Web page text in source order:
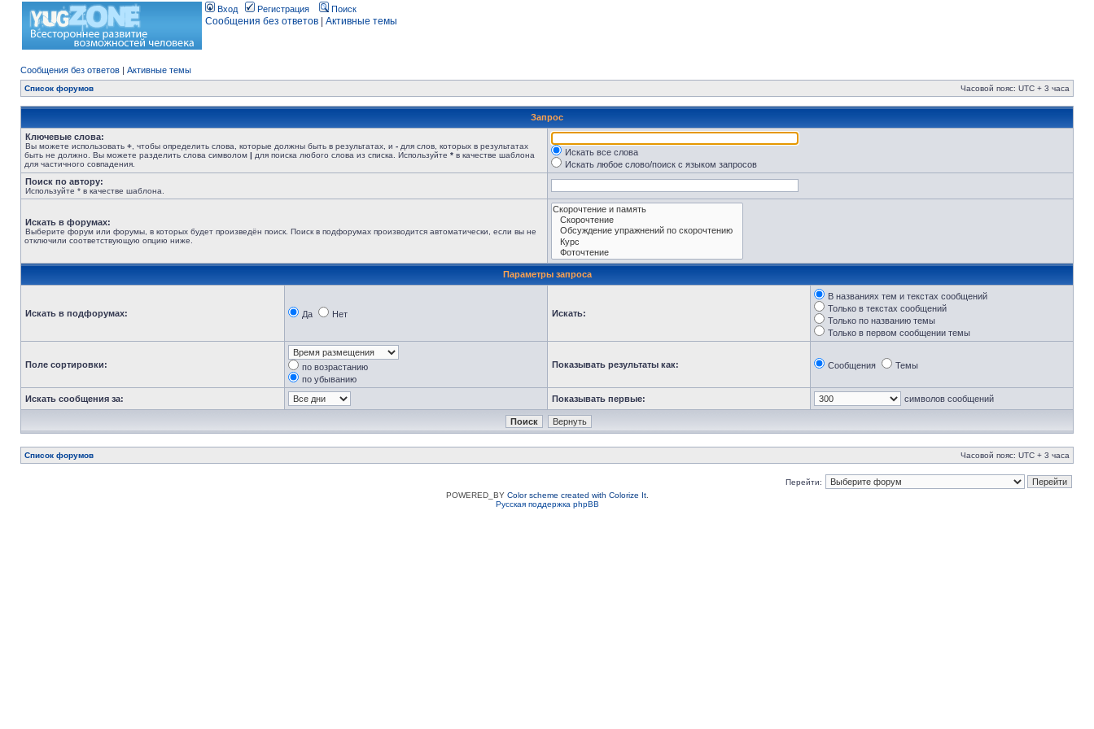
Вход Регистрация Поиск
Сообщения без ответов Активные темы
Сообщения без ответов | Активные темы
Список форумов Часовой пояс: UTC + 3 часа
Запрос
Ключевые слова:
Вы можете использовать + , чтобы определить слова, которые должны быть в результатах, и - для слов, которых в результатах
быть не должно. Вы можете разделить слова символом | для поиска любого слова из списка. Используйте * в качестве шаблона
для частичного совпадения.
Искать все слова
Искать любое слово/поиск с языком запросов
Поиск по автору:
Используйте * в качестве шаблона.
Искать в форумах:
Выберите форум или форумы, в которых будет произведён поиск. Поиск в подфорумах производится автоматически, если вы не
отключили соответствующую опцию ниже.
Параметры запроса
Искать в подфорумах: Да Нет Искать:
В названиях тем и текстах сообщений
Только в текстах сообщений
Только по названию темы
Только в первом сообщении темы
Поле сортировки:
по возрастанию
по убыванию
Показывать результаты как: Сообщения Темы
Искать сообщения за: Показывать первые: символов сообщений
Список форумов Часовой пояс: UTC + 3 часа
Перейти:
POWERED_BY Color scheme created with Colorize It.
Русская поддержка phpBB